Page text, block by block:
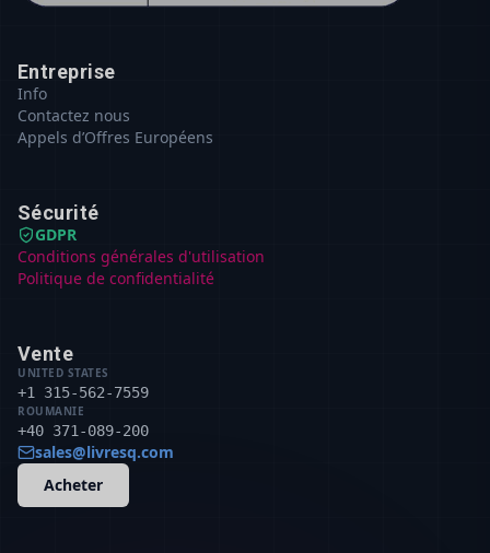
Entreprise
Info
Contactez nous
Appels d’Offres Européens
Sécurité
GDPR
Conditions générales d'utilisation
Politique de confidentialité
Vente
UNITED STATES
+1 315-562-7559
ROUMANIE
+40 371-089-200
sales@livresq.com
Acheter